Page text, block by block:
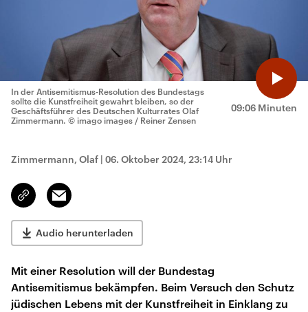
09:06 Minuten
In der Antisemitismus-Resolution des Bundestags
sollte die Kunstfreiheit gewahrt bleiben, so der
Geschäftsführer des Deutschen Kulturrates Olaf
Zimmermann. © imago images / Reiner Zensen
Zimmermann, Olaf | 06. Oktober 2024, 23:14 Uhr
Link
kopieren/teilen
Email
Audio herunterladen
Mit einer Resolution will der Bundestag
Antisemitismus bekämpfen. Beim Versuch den Schutz
jüdischen Lebens mit der Kunstfreiheit in Einklang zu